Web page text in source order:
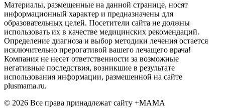
Материалы, размещенные на данной странице, носят
информационный характер и предназначены для
образовательных целей. Посетители сайта не должны
использовать их в качестве медицинских рекомендаций.
Определение диагноза и выбор методики лечения остается
исключительно прерогативой вашего лечащего врача!
Компания не несет ответственности за возможные
негативные последствия, возникшие в результате
использования информации, размешенной на сайте
plusmama.ru.
© 2026 Все права принадлежат сайту +МАМА